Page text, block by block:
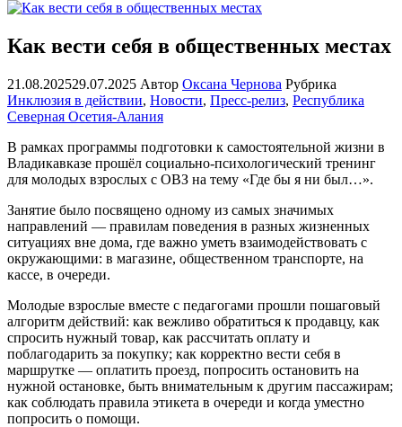
Как вести себя в общественных местах
21.08.202529.07.2025 Автор Оксана Чернова Рубрика
Инклюзия в действии, Новости, Пресс-релиз, Республика
Северная Осетия-Алания
В рамках программы подготовки к самостоятельной жизни в
Владикавказе прошёл социально-психологический тренинг
для молодых взрослых с ОВЗ на тему «Где бы я ни был…».
Занятие было посвящено одному из самых значимых
направлений — правилам поведения в разных жизненных
ситуациях вне дома, где важно уметь взаимодействовать с
окружающими: в магазине, общественном транспорте, на
кассе, в очереди.
Молодые взрослые вместе с педагогами прошли пошаговый
алгоритм действий: как вежливо обратиться к продавцу, как
спросить нужный товар, как рассчитать оплату и
поблагодарить за покупку; как корректно вести себя в
маршрутке — оплатить проезд, попросить остановить на
нужной остановке, быть внимательным к другим пассажирам;
как соблюдать правила этикета в очереди и когда уместно
попросить о помощи.